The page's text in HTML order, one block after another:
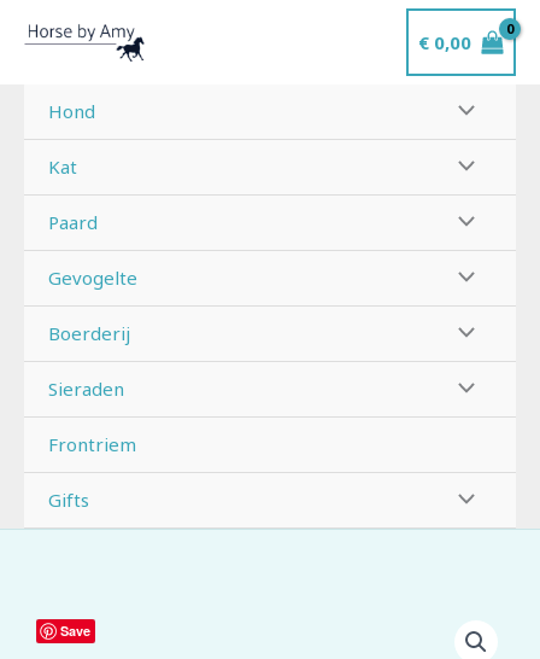
naar
inhoud
€0,00
Hond
Kat
Paard
Gevogelte
Boerderij
Sieraden
Frontriem
Gifts
Save
Emmer
V-